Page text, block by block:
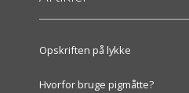
Opskriften på lykke
Hvorfor bruge pigmåtte?